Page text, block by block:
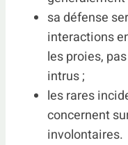
sa défense
interactions
les proies,
intrus ;
les rares
concernent
involontaires.